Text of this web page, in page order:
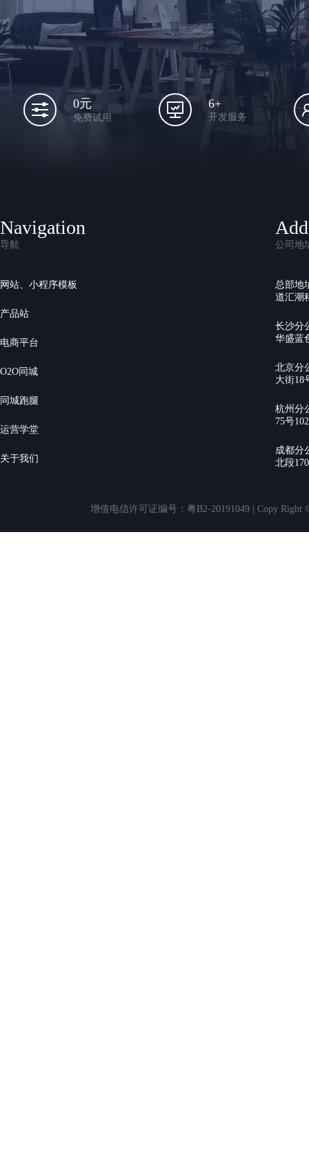
0元
免费试用
6+
开发服务
Navigation
导航
网站、小程序模板
产品站
电商平台
O2O同城
同城跑腿
运营学堂
关于我们
公司地
总部地
道汇潮
长沙分
华盛蓝
北京分
大街18
杭州分
75号
成都分
北段
增值电信许可证编号：粤B2-20191049 | Copy